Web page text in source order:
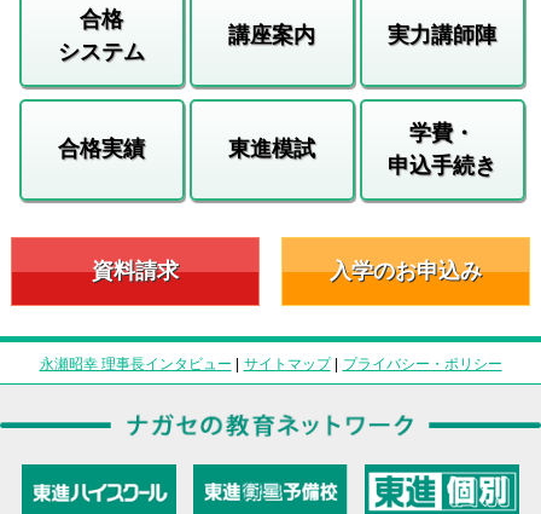
合格
システム
講座案内 実力講師陣
合格実績 東進模試
学費・
申込手続き
資料請求 入学のお申込み
永瀬昭幸 理事長インタビュー | サイトマップ| プライバシー・ポリシー